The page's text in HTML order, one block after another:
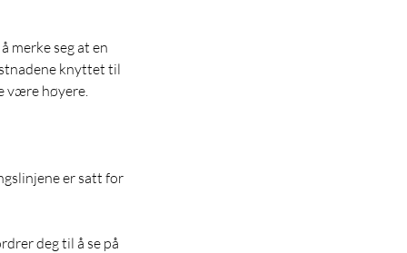
merke seg at en
knyttet til
være høyere.
er satt for
deg til å se på